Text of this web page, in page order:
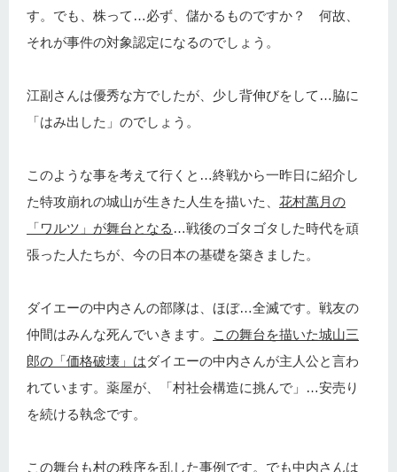
す。でも、株って…必ず、儲かるものですか？ 何故、
それが事件の対象認定になるのでしょう。
江副さんは優秀な方でしたが、少し背伸びをして…脇に
「はみ出した」のでしょう。
このような事を考えて行くと…終戦から一昨日に紹介し
た特攻崩れの城山が生きた人生を描いた、 花村萬月の
「ワルツ」が舞台となる …戦後のゴタゴタした時代を頑
張った人たちが、今の日本の基礎を築きました。
ダイエーの中内さんの部隊は、ほぼ…全滅です。戦友の
仲間はみんな死んでいきます。
この舞台を描いた城山三
郎の「価格破壊」はダイエーの中内さんが主人公と言わ
れています。薬屋が、「村社会構造に挑んで」…安売り
を続ける執念です。
この舞台も村の秩序を乱した事例です。でも中内さんは